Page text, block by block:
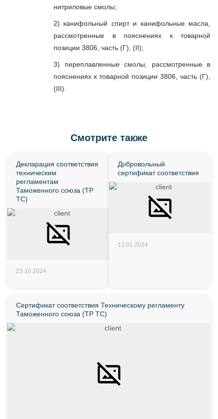
нитриловые смолы;
2) канифольный спирт и канифольные масла,
рассмотренные в пояснениях к товарной
позиции 3806, часть (Г), (II);
3) переплавленные смолы, рассмотренные в
пояснениях к товарной позиции 3806, часть (Г),
(III).
Смотрите также
Декларация соответствия
техническим
регламентам
Таможенного союза (ТР
ТС)
23.10.2024
Добровольный
сертификат соответствия
12.01.2024
Сертификат соответствия Техническому регламенту
Таможенного союза (ТР ТС)